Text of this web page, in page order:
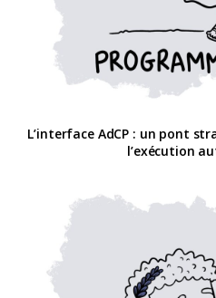
L’interface AdCP : un pont
l’exécution